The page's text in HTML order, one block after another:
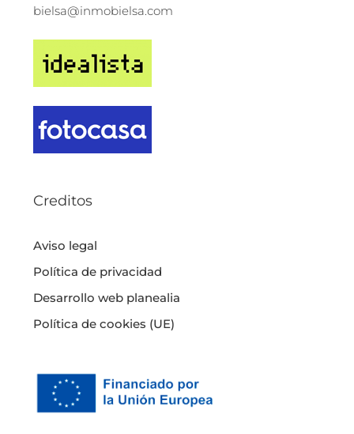
bielsa@inmobielsa.com
Creditos
Aviso legal
Política de privacidad
Desarrollo web planealia
Política de cookies (UE)